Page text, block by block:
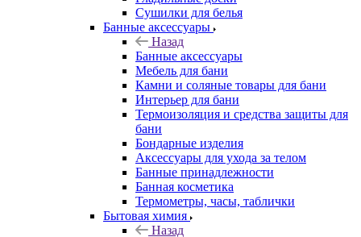
Сушилки для белья
Банные аксессуары
Назад
Банные аксессуары
Мебель для бани
Камни и соляные товары для бани
Интерьер для бани
Термоизоляция и средства защиты для
бани
Бондарные изделия
Аксеcсуары для ухода за телом
Банные принадлежности
Банная косметика
Термометры, часы, таблички
Бытовая химия
Назад